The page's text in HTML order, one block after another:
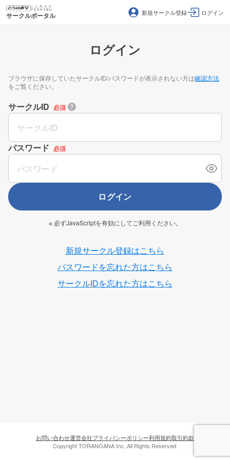
サークルポータル 新規サークル登録 ログイン
ログイン
ブラウザに保存していたサークルID/パスワードが表示されない方は確認方法
をご覧ください。
サークルID 必須
パスワード 必須
ログイン
※ 必ずJavaScriptを有効にしてご利用ください。
新規サークル登録はこちら
パスワードを忘れた方はこちら
サークルIDを忘れた方はこちら
お問い合わせ運営会社プライバシーポリシー利用規約取引約款
Copyright TORANOANA Inc, All Rights Reserved.